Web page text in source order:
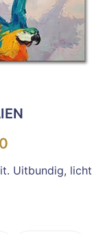
Uitbundig, licht